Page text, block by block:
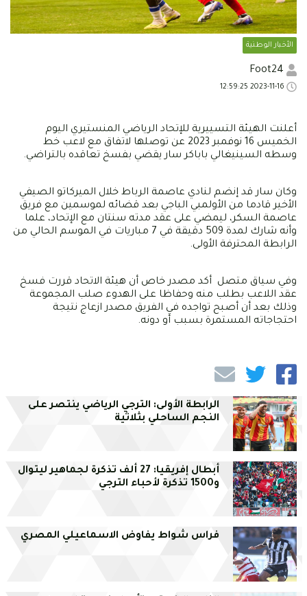
الأخبار الوطنية
أعلنت الهيئة التسييرية للإتحاد الرياضي المنستيري اليوم
الخميس 16 نوفمبر 2023 عن توصلها لاتفاق مع لاعب خط
وسطه السينيغالي باباكر سار يقضي بفسخ تعاقده بالتراضي.
وكان سار قد إنضم لنادي عاصمة الرباط خلال الميركاتو الصيفي
الأخير قادما من الأولمبي الباجي بعد قضائه لموسمين مع فريق
عاصمة السكر، ليمضي على عقد مدته سنتان مع الإتحاد، علما
وأنه شارك لمدة 509 دقيقة في 7 مباريات في الموسم الحالي من
الرابطة المحترفة الأولى.
وفي سياق متصل أكد مصدر خاص أن هيئة الاتحاد قررت فسخ
عقد اللاعب بطلب منه وحفاظا على الهدوء صلب المجموعة
وذلك بعد أن أصبح تواجده في الفريق مصدر ازعاج نتيجة
احتجاجاته المستمرة بسبب أو دونه.
الرابطة الأولى: الترجي الرياضي ينتصر على
النجم الساحلي بثلاثية
أبطال إفريقيا: 27 ألف تذكرة لجماهير ليتوال
و1500 تذكرة لأحباء الترجي
فراس شواط يفاوض الاسماعيلي المصري